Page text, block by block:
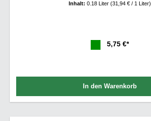
Inhalt: 0.18 Liter (31,94 € / 1 Liter)
5,75 €*
In den Warenkorb